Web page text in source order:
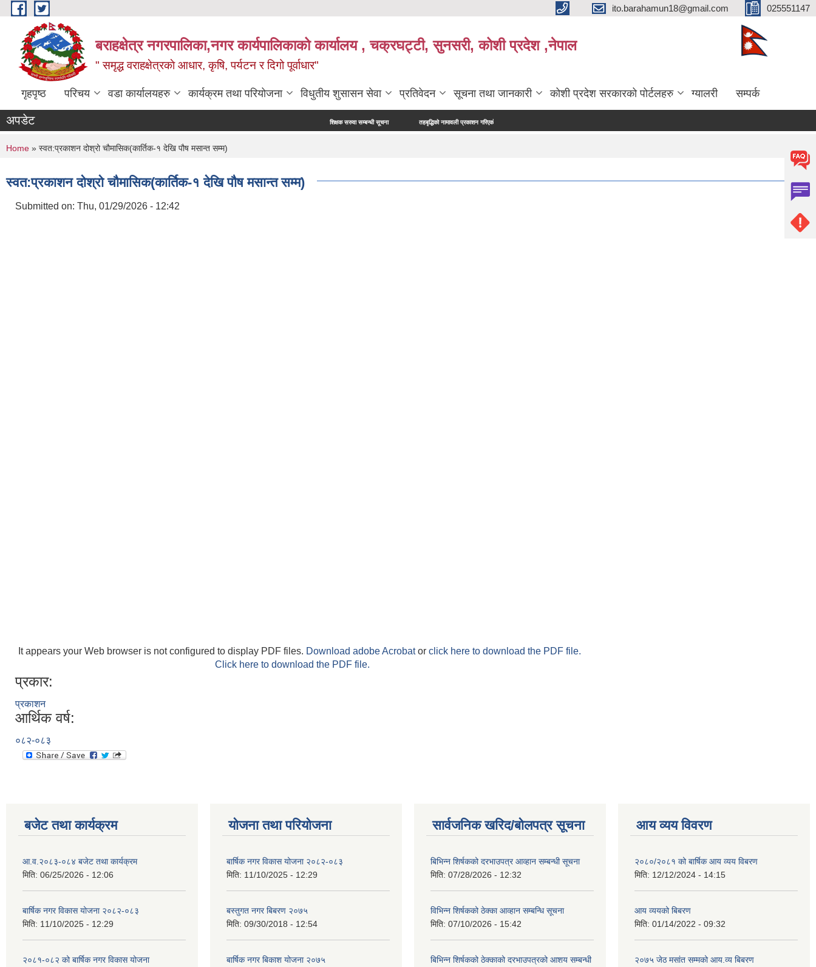
Skip to main content ito.barahamun18@gmail.com 025551147
बराहक्षेत्र नगरपालिका,नगर कार्यपालिकाको कार्यालय , चक्रघट्टी, सुनसरी, कोशी प्रदेश ,नेपाल
" समृद्ध वराहक्षेत्रकाे आधार, कृषि, पर्यटन र दिगो पूर्वाधार"
गृहपृष्ठ परिचय वडा कार्यालयहरु कार्यक्रम तथा परियोजना विधुतीय शुसासन सेवा प्रतिवेदन सूचना तथा जानकारी कोशी प्रदेश सरकारको पोर्टलहरु ग्यालरी सम्पर्क
अपडेट शिक्षक सरुवा सम्बन्धी सूचना तहबृद्धिको नामावली प्रकाशन गरिएको सूचना
You are here
Home » स्वत:प्रकाशन दोश्रो चौमासिक(कार्तिक-१ देखि पौष मसान्त सम्म)
स्वत:प्रकाशन दोश्रो चौमासिक(कार्तिक-१ देखि पौष मसान्त सम्म)
Submitted on: Thu, 01/29/2026 - 12:42
It appears your Web browser is not configured to display PDF files. Download adobe Acrobator click here to download the PDF file.
Click here to download the PDF file.
प्रकार:
प्रकाशन
आर्थिक वर्ष:
०८२-०८३
बजेट तथा कार्यक्रम
आ.व.२०८३-०८४ बजेट तथा कार्यक्रम
मिति: 06/25/2026 - 12:06
बार्षिक नगर विकास योजना २०८२-०८३
मिति: 11/10/2025 - 12:29
२०८१-०८२ को बार्षिक नगर विकास योजना
योजना तथा परियोजना
बार्षिक नगर विकास योजना २०८२-०८३
मिति: 11/10/2025 - 12:29
बस्तुगत नगर बिबरण २०७५
मिति: 09/30/2018 - 12:54
बार्षिक नगर बिकाश योजना २०७५
सार्वजनिक खरिद/बोलपत्र सूचना
बिभिन्‍न शिर्षकको दरभाउपत्र आव्हान सम्बन्धी सूचना
मिति: 07/28/2026 - 12:32
विभिन्न शिर्षकको ठेक्का आव्हान सम्बन्धि सूचना
मिति: 07/10/2026 - 15:42
बिभिन्‍न शिर्षकको ठेक्काको दरभाउपत्रको आशय सम्बन्धी
आय व्यय विवरण
२०८०/२०८१ को बार्षिक आय व्यय विबरण
मिति: 12/12/2024 - 14:15
आय व्ययको बिबरण
मिति: 01/14/2022 - 09:32
२०७५ जेठ मसांत सम्मको आय.व्य बिबरण